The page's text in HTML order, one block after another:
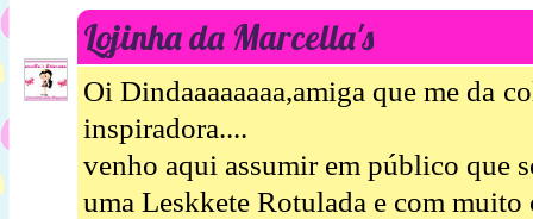
Lojinha da Marcella's
Oi Dindaaaaaaaa,amiga que me da
inspiradora....
venho aqui assumir em público que
uma Leskkete Rotulada e com